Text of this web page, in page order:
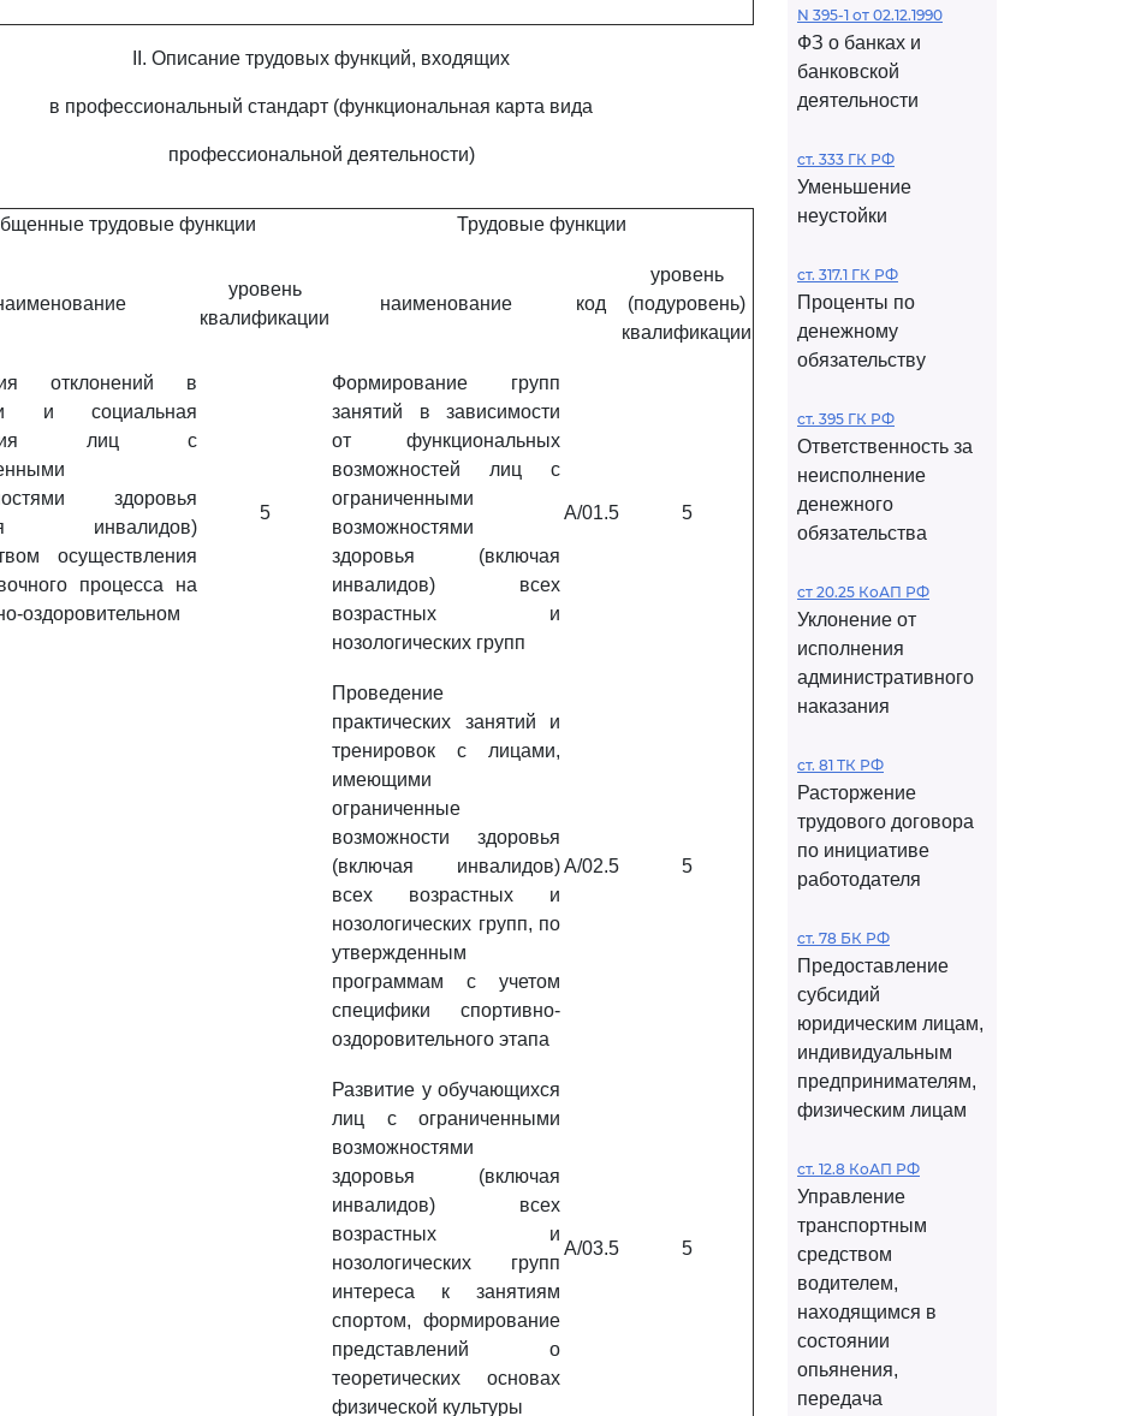
II. Описание трудовых функций, входящих
в профессиональный стандарт (функциональная карта вида
профессиональной деятельности)
трудовые функции Трудовые функции
уровень
квалификации
наименование код
уровень
(подуровень)
квалификации
отклонений в
и социальная
лиц с
здоровья
инвалидов)
осуществления
процесса на
оздоровительном
5
Формирование групп
занятий в зависимости
от функциональных
возможностей лиц с
ограниченными
возможностями
здоровья (включая
инвалидов) всех
возрастных и
нозологических групп
A/01.5 5
Проведение
практических занятий и
тренировок с лицами,
имеющими
ограниченные
возможности здоровья
(включая инвалидов)
всех возрастных и
нозологических групп, по
утвержденным
программам с учетом
специфики спортивно-
оздоровительного этапа
A/02.5 5
Развитие у обучающихся
лиц с ограниченными
возможностями
здоровья (включая
инвалидов) всех
возрастных и
нозологических групп
интереса к занятиям
спортом, формирование
представлений о
теоретических основах
физической культуры
A/03.5 5
N 395-1 от 02.12.1990
ФЗ о банках и
банковской
деятельности
ст. 333 ГК РФ
Уменьшение
неустойки
ст. 317.1 ГК РФ
Проценты по
денежному
обязательству
ст. 395 ГК РФ
Ответственность за
неисполнение
денежного
обязательства
ст 20.25 КоАП РФ
Уклонение от
исполнения
административного
наказания
ст. 81 ТК РФ
Расторжение
трудового договора
по инициативе
работодателя
ст. 78 БК РФ
Предоставление
субсидий
юридическим лицам,
индивидуальным
предпринимателям,
физическим лицам
ст. 12.8 КоАП РФ
Управление
транспортным
средством
водителем,
находящимся в
состоянии
опьянения,
передача